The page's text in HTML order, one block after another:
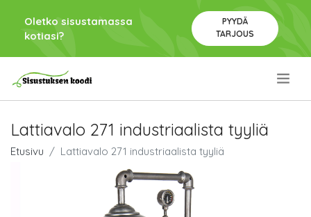
Oletko sisustamassa
kotiasi?
PYYDÄ
TARJOUS
Lattiavalo 271 industriaalista tyyliä
Etusivu Lattiavalo 271 industriaalista tyyliä